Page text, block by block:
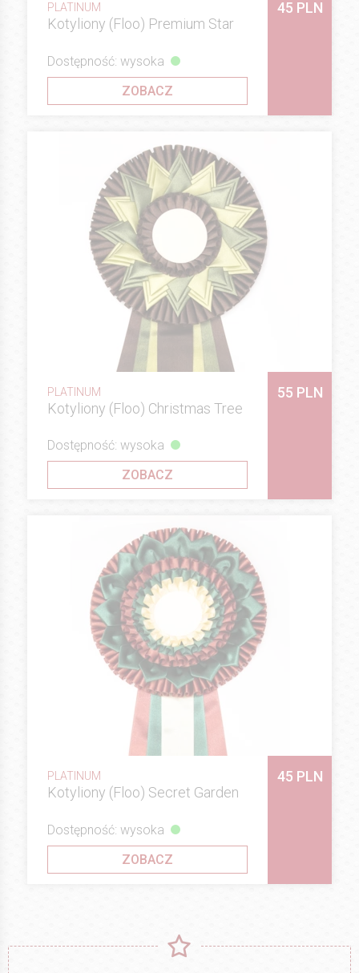
PLATINUM
Kotyliony (Floo) Premium Star
45 PLN
Dostępność: wysoka
ZOBACZ
PLATINUM
Kotyliony (Floo) Christmas Tree
55 PLN
Dostępność: wysoka
ZOBACZ
PLATINUM
Kotyliony (Floo) Secret Garden
45 PLN
Dostępność: wysoka
ZOBACZ